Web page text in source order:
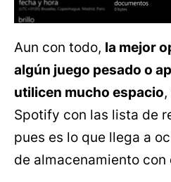
Aun con todo, la mejor
algún juego pesado o
utilicen mucho espacio
Spotify con las lista de
pues es lo que llega a
de almacenamiento con